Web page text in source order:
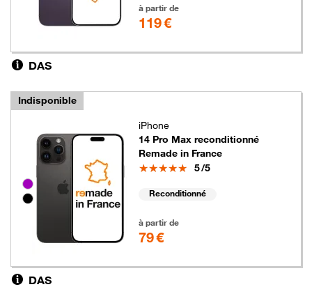
à partir de
119 €
DAS
Indisponible
Groupe de couleurs disponibles non sélectionnables
iPhone
14 Pro Max reconditionné
Remade in France
Note
5/5
Reconditionné
à partir de
79 €
DAS